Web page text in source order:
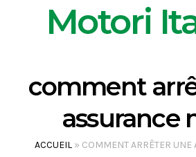
Motori
comment
assurance
ACCUEIL» COMMENT ARRÊTER UNE